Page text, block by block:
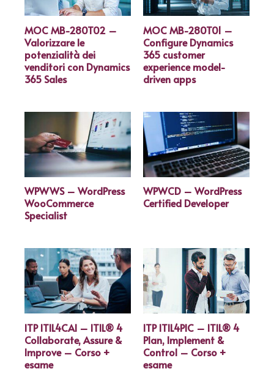
MOC MB-280T02 –
Valorizzare le
potenzialità dei
venditori con Dynamics
365 Sales
MOC MB-280T01 –
Configure Dynamics
365 customer
experience model-
driven apps
WPWWS – WordPress
WooCommerce
Specialist
WPWCD – WordPress
Certified Developer
ITP ITIL4CAI – ITIL® 4
Collaborate, Assure &
Improve – Corso +
esame
ITP ITIL4PIC – ITIL® 4
Plan, Implement &
Control – Corso +
esame